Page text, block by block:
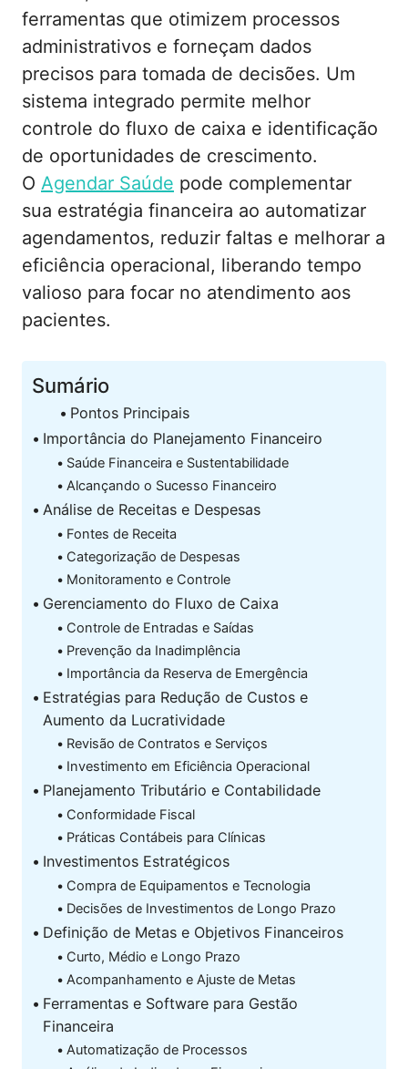
ferramentas que otimizem processos
administrativos e forneçam dados
precisos para tomada de decisões. Um
sistema integrado permite melhor
controle do fluxo de caixa e identificação
de oportunidades de crescimento.
O Agendar Saúde pode complementar
sua estratégia financeira ao automatizar
agendamentos, reduzir faltas e melhorar a
eficiência operacional, liberando tempo
valioso para focar no atendimento aos
pacientes.
Sumário
Pontos Principais
Importância do Planejamento Financeiro
Saúde Financeira e Sustentabilidade
Alcançando o Sucesso Financeiro
Análise de Receitas e Despesas
Fontes de Receita
Categorização de Despesas
Monitoramento e Controle
Gerenciamento do Fluxo de Caixa
Controle de Entradas e Saídas
Prevenção da Inadimplência
Importância da Reserva de Emergência
Estratégias para Redução de Custos e
Aumento da Lucratividade
Revisão de Contratos e Serviços
Investimento em Eficiência Operacional
Planejamento Tributário e Contabilidade
Conformidade Fiscal
Práticas Contábeis para Clínicas
Investimentos Estratégicos
Compra de Equipamentos e Tecnologia
Decisões de Investimentos de Longo Prazo
Definição de Metas e Objetivos Financeiros
Curto, Médio e Longo Prazo
Acompanhamento e Ajuste de Metas
Ferramentas e Software para Gestão
Financeira
Automatização de Processos